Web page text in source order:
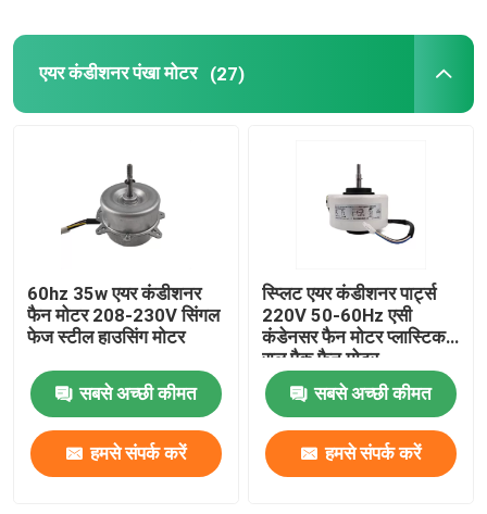
एयर कंडीशनर पंखा मोटर (27)
60hz 35w एयर कंडीशनर
फैन मोटर 208-230V सिंगल
फेज स्टील हाउसिंग मोटर
सबसे अच्छी कीमत
हमसे संपर्क करें
स्प्लिट एयर कंडीशनर पार्ट्स
220V 50-60Hz एसी
कंडेनसर फैन मोटर प्लास्टिक
राल पैक फैन मोटर
सबसे अच्छी कीमत
हमसे संपर्क करें